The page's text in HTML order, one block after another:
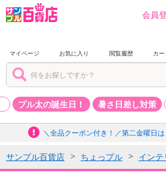
会員
マイページ お気に入り 閲覧履歴 カー
プル太の誕生日！ 暑さ日差し対策
＼全品クーポン付き！／第二金曜日は
サンプル百貨店 ちょっプル イン